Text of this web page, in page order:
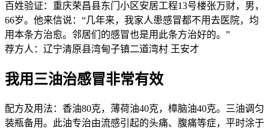
百姓验证：重庆荣昌县东门小区安居工程13号楼张万财，男，
66岁。他来信说：“几年来，我家人患感冒都不用去医院，均
用本条方治愈。邻居们的感冒也是用此条方治好的。”
荐方人：辽宁清原县湾甸子镇二道湾村 王安才
我用三油治感冒非常有效
配方及用法：香油80克，薄荷油40克，樟脑油40克。三油调匀
装瓶备用。此油专治由流感引起的头痛、腹痛等症，平时涂于